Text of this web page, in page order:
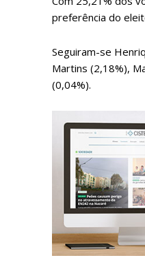
preferência do
Seguiram-se
Martins (2,18%),
(0,04%).